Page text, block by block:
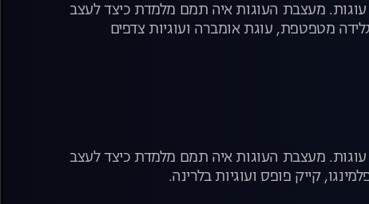
עוגות. מעצבת העוגות איה תמם מלמדת כיצד לעצב
מטפטפת, עוגת אומברה ועוגיות צדפים
עוגות. מעצבת העוגות איה תמם מלמדת כיצד לעצב
קייק פופס ועוגיות בלרינה.